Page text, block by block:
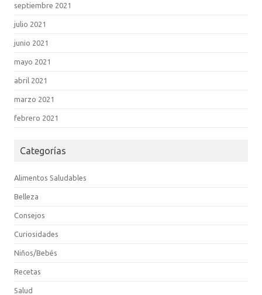
septiembre 2021
julio 2021
junio 2021
mayo 2021
abril 2021
marzo 2021
febrero 2021
Categorías
Alimentos Saludables
Belleza
Consejos
Curiosidades
Niños/Bebés
Recetas
Salud